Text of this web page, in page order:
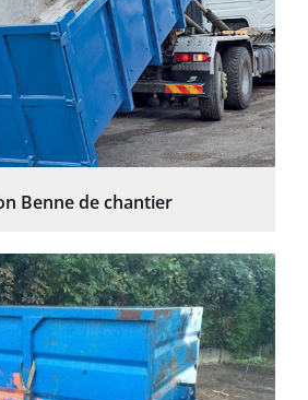
Benne de chantier